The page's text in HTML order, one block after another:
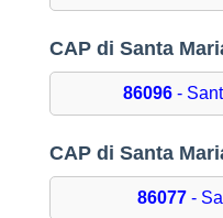
CAP di Santa
86096-
CAP di Santa
86077-